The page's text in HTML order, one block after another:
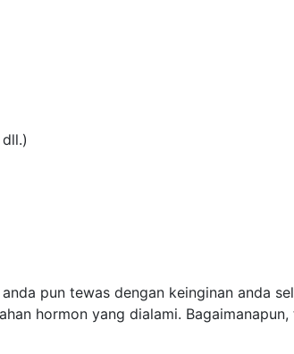
pun tewas dengan keinginan anda
hormon yang dialami.